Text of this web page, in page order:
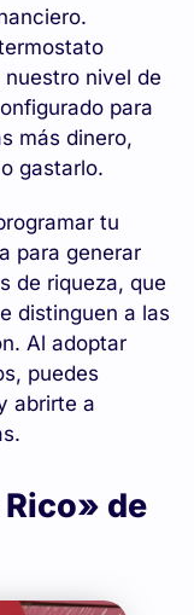
nivel de
para
más dinero,
gastarlo.
tu
para generar
de riqueza, que
distinguen a las
Al adoptar
puedes
abrirte a
de